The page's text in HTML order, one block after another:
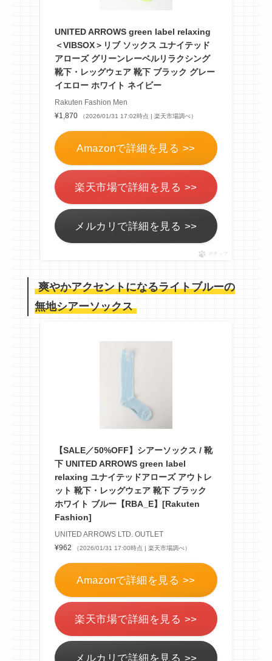
UNITED ARROWS green label relaxing
＜VIBSOX＞リブ ソックス ユナイテッド
アローズ グリーンレーベルリラクシング
靴下・レッグウェア 靴下 ブラック グレー
イエロー ホワイト ネイビー
Rakuten Fashion Men
¥1,870
（2026/01/31 17:02時点 | 楽天市場調べ）
Amazonで詳細を見る >>
楽天市場で詳細を見る >>
メルカリで詳細を見る >>
ポチップ
爽やかアクセントになるライトブルーの
無地シアーソックス
【SALE／50%OFF】シアーソックス / 靴
下 UNITED ARROWS green label
relaxing ユナイテッドアローズ アウトレ
ット 靴下・レッグウェア 靴下 ブラック
ホワイト ブルー【RBA_E】[Rakuten
Fashion]
UNITED ARROWS LTD. OUTLET
¥962
（2026/01/31 17:00時点 | 楽天市場調べ）
Amazonで詳細を見る >>
楽天市場で詳細を見る >>
メルカリで詳細を見る >>